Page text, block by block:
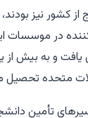
از کشور نیز
کننده در موسسات
و به بیش از
متحده تحصیل
تأمین